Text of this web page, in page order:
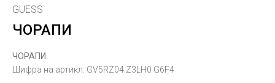
GUESS
ЧОРАПИ
ЧОРАПИ
Шифра на артикл: GV5RZ04 Z3LH0 G6F4